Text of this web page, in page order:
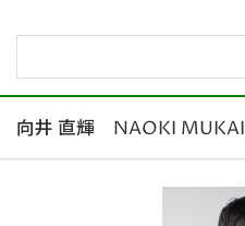
向井 直輝 NAOKI MUKAI